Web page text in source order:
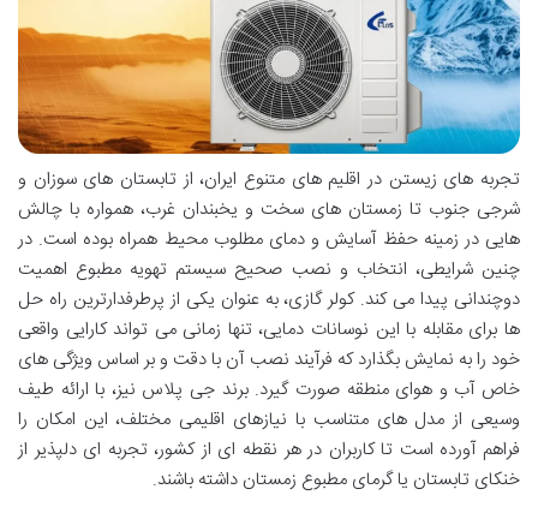
تجربه های زیستن در اقلیم های متنوع ایران، از تابستان های سوزان و
شرجی جنوب تا زمستان های سخت و یخبندان غرب، همواره با چالش
هایی در زمینه حفظ آسایش و دمای مطلوب محیط همراه بوده است. در
چنین شرایطی، انتخاب و نصب صحیح سیستم تهویه مطبوع اهمیت
دوچندانی پیدا می کند. کولر گازی، به عنوان یکی از پرطرفدارترین راه حل
ها برای مقابله با این نوسانات دمایی، تنها زمانی می تواند کارایی واقعی
خود را به نمایش بگذارد که فرآیند نصب آن با دقت و بر اساس ویژگی های
خاص آب و هوای منطقه صورت گیرد. برند جی پلاس نیز، با ارائه طیف
وسیعی از مدل های متناسب با نیازهای اقلیمی مختلف، این امکان را
فراهم آورده است تا کاربران در هر نقطه ای از کشور، تجربه ای دلپذیر از
خنکای تابستان یا گرمای مطبوع زمستان داشته باشند.